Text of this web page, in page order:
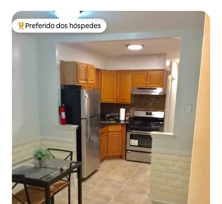
Entre os melhores preferidos dos hóspedes
Preferido dos hóspedes